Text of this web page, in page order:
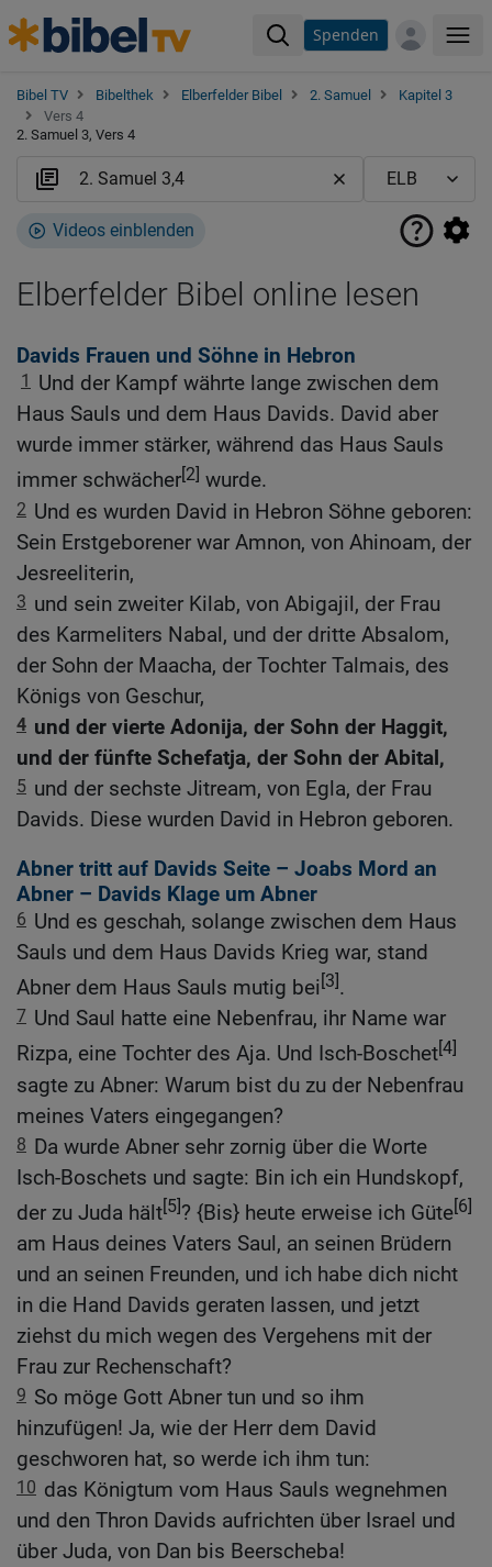
Spenden
Bibel TV Bibelthek Elberfelder Bibel 2. Samuel
Kapitel 3
Vers 4
2. Samuel 3, Vers 4
Videos einblenden
Elberfelder Bibel online lesen
Davids Frauen und Söhne in Hebron
1
Und der Kampf währte lange zwischen dem
Haus Sauls und dem Haus Davids. David aber
wurde immer stärker, während das Haus Sauls
immer schwächer[2] wurde.
2 Und es wurden David in Hebron Söhne geboren:
Sein Erstgeborener war Amnon, von Ahinoam, der
Jesreeliterin,
3 und sein zweiter Kilab, von Abigajil, der Frau
des Karmeliters Nabal, und der dritte Absalom,
der Sohn der Maacha, der Tochter Talmais, des
Königs von Geschur,
4 und der vierte Adonija, der Sohn der Haggit,
und der fünfte Schefatja, der Sohn der Abital,
5 und der sechste Jitream, von Egla, der Frau
Davids. Diese wurden David in Hebron geboren.
Abner tritt auf Davids Seite – Joabs Mord an
Abner – Davids Klage um Abner
6 Und es geschah, solange zwischen dem Haus
Sauls und dem Haus Davids Krieg war, stand
Abner dem Haus Sauls mutig bei [3].
7 Und Saul hatte eine Nebenfrau, ihr Name war
Rizpa, eine Tochter des Aja. Und Isch-Boschet[4]
sagte zu Abner: Warum bist du zu der Nebenfrau
meines Vaters eingegangen?
8 Da wurde Abner sehr zornig über die Worte
Isch-Boschets und sagte: Bin ich ein Hundskopf,
der zu Juda hält[5]? {Bis} heute erweise ich Güte[6]
am Haus deines Vaters Saul, an seinen Brüdern
und an seinen Freunden, und ich habe dich nicht
in die Hand Davids geraten lassen, und jetzt
ziehst du mich wegen des Vergehens mit der
Frau zur Rechenschaft?
9 So möge Gott Abner tun und so ihm
hinzufügen! Ja, wie der Herr dem David
geschworen hat, so werde ich ihm tun:
10 das Königtum vom Haus Sauls wegnehmen
und den Thron Davids aufrichten über Israel und
über Juda, von Dan bis Beerscheba!